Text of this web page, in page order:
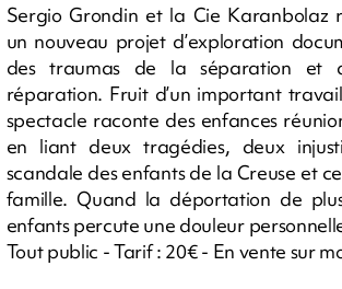
Sergio Grondin et la Cie Karanbolaz
un nouveau projet d’exploration
des traumas de la séparation
réparation. Fruit d’un important
spectacle raconte des enfances
en liant deux tragédies, deux
scandale des enfants de la Creuse et
famille. Quand la déportation de
enfants percute une douleur
Tout public - Tarif : 20€ - En vente sur